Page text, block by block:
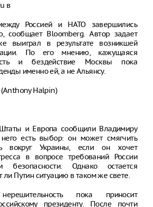
в
Россией и НАТО завершились
сообщает Bloomberg. Автор задает
выиграл в результате возникшей
По его мнению, кажущаяся
и бездействие Москвы пока
именно ей, а не Альянсу.
Halpin)
и Европа сообщили Владимиру
есть выбор: он может смягчить
вокруг Украины, если он хочет
в вопросе требований России
безопасности. Однако остается
ли Путин ситуацию в таком же свете.
пока приносит
президенту. После почти